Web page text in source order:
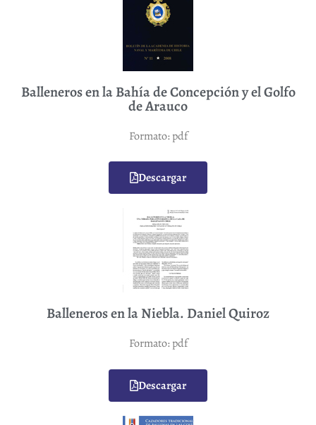
Balleneros en la Bahía de Concepción y el Golfo
de Arauco
Formato: pdf
Descargar
Balleneros en la Niebla. Daniel Quiroz
Formato: pdf
Descargar